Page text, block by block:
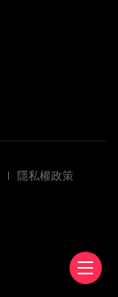
隱私權政策